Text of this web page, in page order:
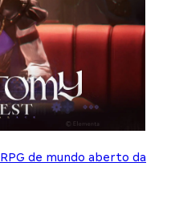
de mundo aberto da